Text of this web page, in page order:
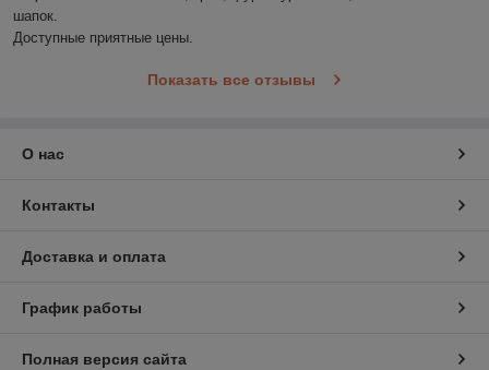
шапок.
Доступные приятные цены.
Показать все отзывы
О нас
Контакты
Доставка и оплата
График работы
Полная версия сайта